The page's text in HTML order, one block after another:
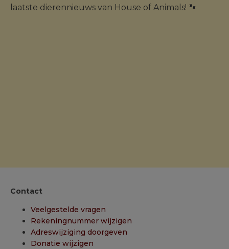
laatste dierennieuws van House of Animals! 🐾
Contact
Veelgestelde vragen
Rekeningnummer wijzigen
Adreswijziging doorgeven
Donatie wijzigen